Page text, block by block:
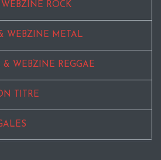
ROCK
WEBZINE METAL
& WEBZINE REGGAE
TITRE